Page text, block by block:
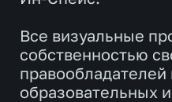
Все визуальные
собственностью
образовательных